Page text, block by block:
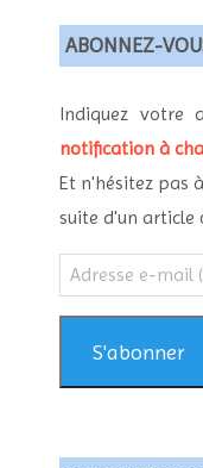
ABONNEZ-
Indiquez votre
notification à
Et n'hésitez pas
suite d'un article
Adresse
e-
mail
(valide)S'abonner